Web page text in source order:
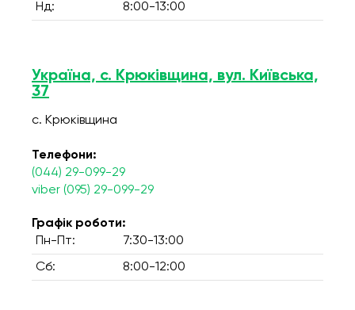
Нд: 8:00-13:00
Україна, с. Крюківщина, вул. Київська,
37
с. Крюківщина
Телефони:
(044) 29-099-29
viber (095) 29-099-29
Графік роботи:
Пн-Пт:
7:30-13:00
Сб: 8:00-12:00